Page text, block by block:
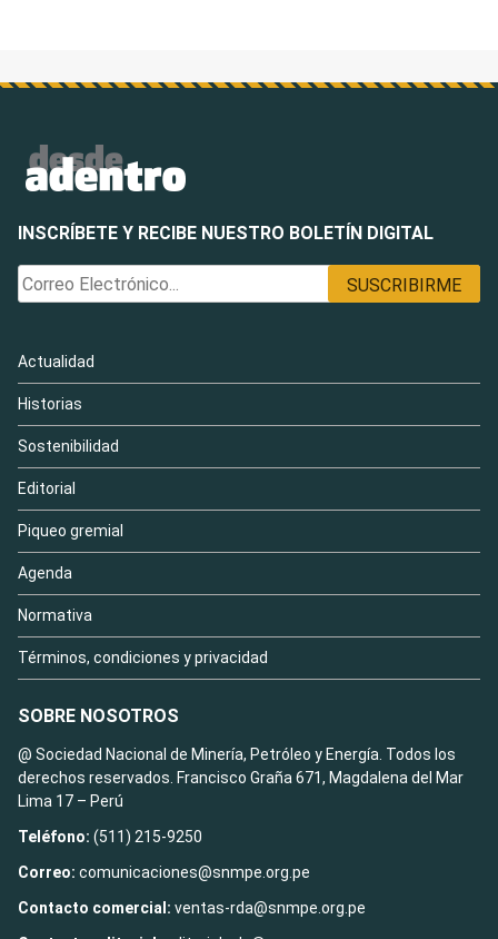
INSCRÍBETE Y RECIBE NUESTRO BOLETÍN DIGITAL
Actualidad
Historias
Sostenibilidad
Editorial
Piqueo gremial
Agenda
Normativa
Términos, condiciones y privacidad
SOBRE NOSOTROS
@ Sociedad Nacional de Minería, Petróleo y Energía. Todos los
derechos reservados. Francisco Graña 671, Magdalena del Mar
Lima 17 – Perú
Teléfono: (511) 215-9250
Correo: comunicaciones@snmpe.org.pe
Contacto comercial: ventas-rda@snmpe.org.pe